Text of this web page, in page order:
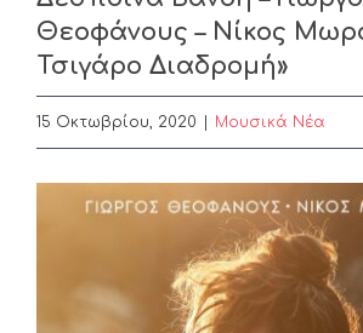
Θεοφάνους – Νίκος
Τσιγάρο Διαδρομή»
15 Οκτωβρίου, 2020 Μουσικά Νέα
View